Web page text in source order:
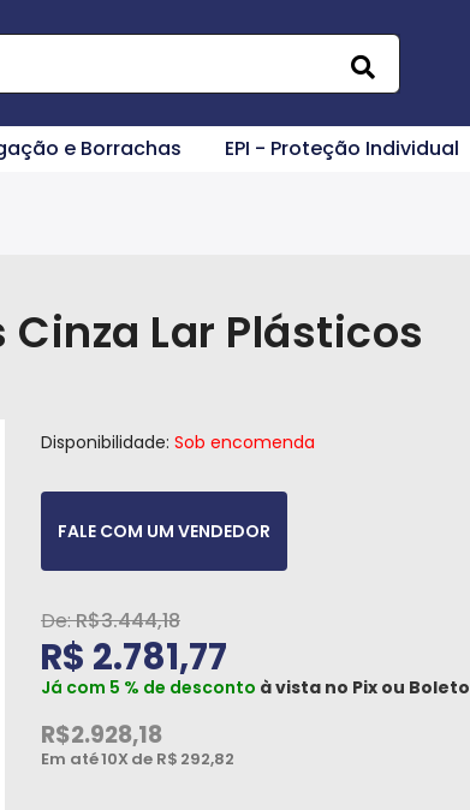
e Borrachas EPI - Proteção Individual
Lar Plásticos
Disponibilidade: Sob encomenda
FALE COM UM VENDEDOR
R$3.444,18
R$ 2.781,77
Já com 5 % de desconto à vista no Pix ou Boleto
R$2.928,18
Em até10X de R$ 292,82